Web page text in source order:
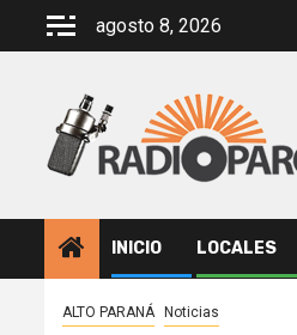
agosto 8, 2026
INICIO LOCALES
ALTO PARANÁ Noticias